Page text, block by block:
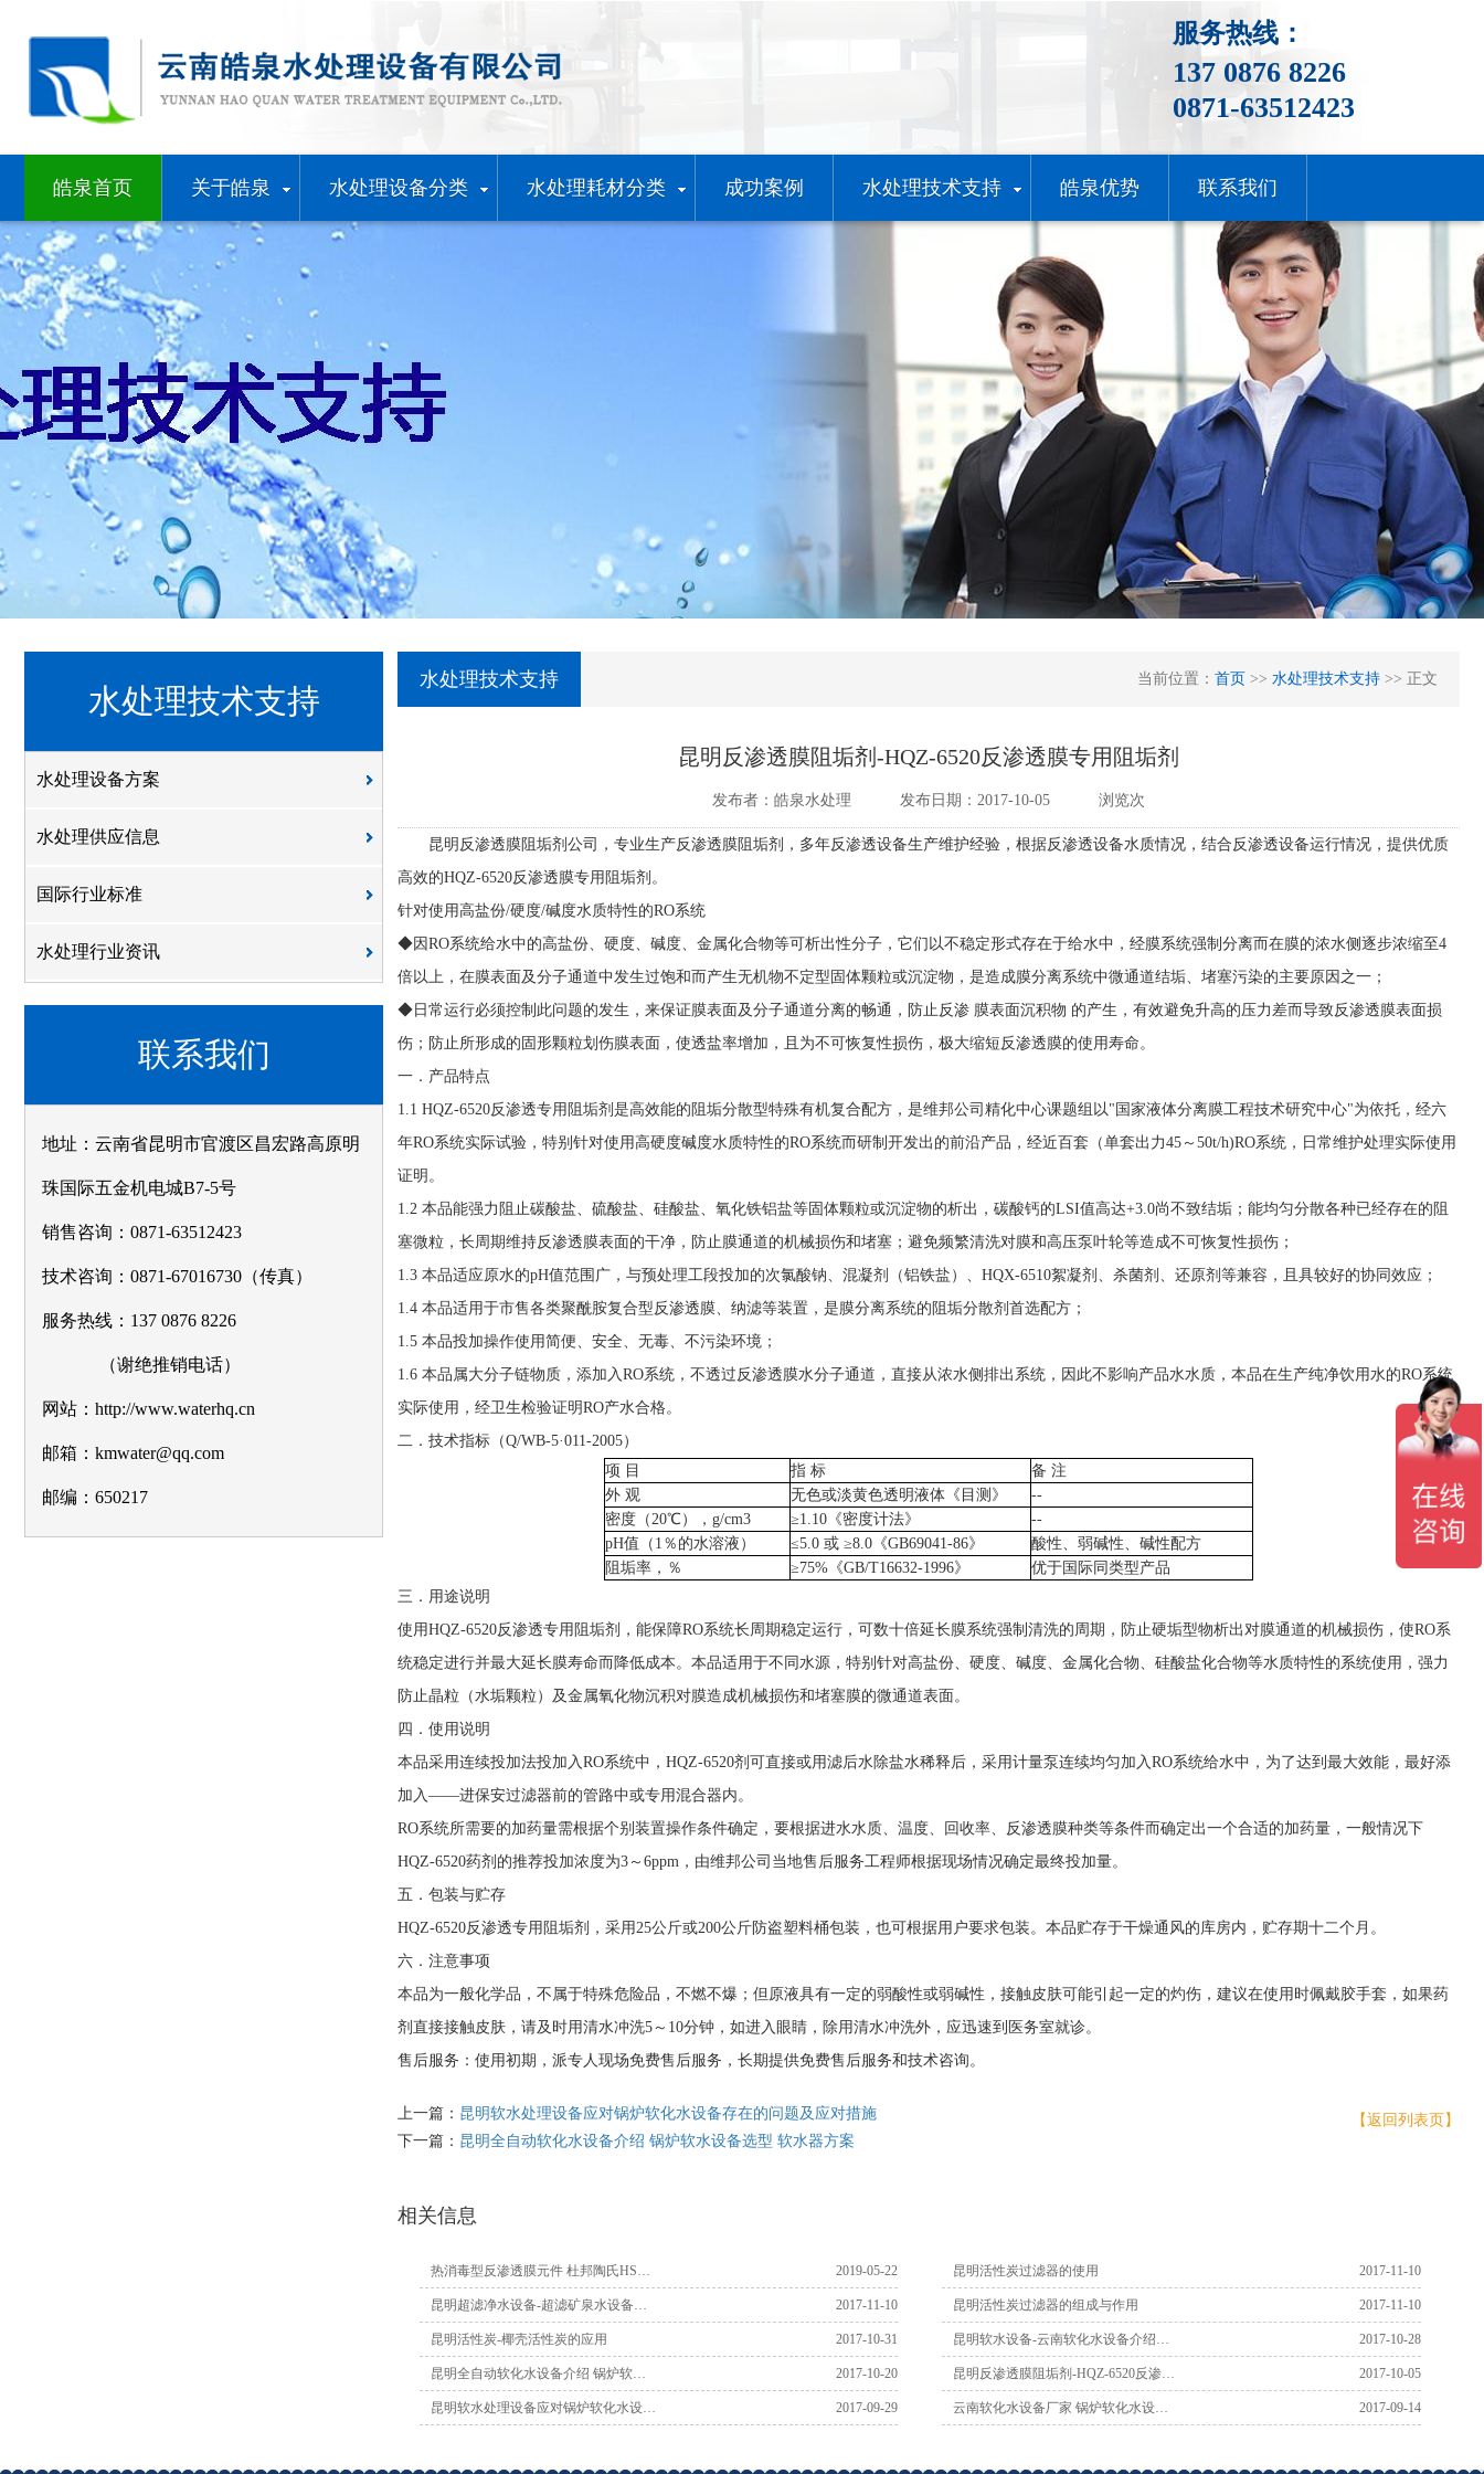
服务热线：
137 0876 8226
0871-63512423
皓泉首页 关于皓泉 水处理设备分类 水处理耗材分类 成功案例 水处理技术支持 皓泉优势 联系我们
水处理技术支持
水处理设备方案
水处理供应信息
国际行业标准
水处理行业资讯
联系我们
地址：云南省昆明市官渡区昌宏路高原明
珠国际五金机电城B7-5号
销售咨询：0871-63512423
技术咨询：0871-67016730（传真）
服务热线：137 0876 8226
（谢绝推销电话）
网站：http://www.waterhq.cn
邮箱：kmwater@qq.com
邮编：650217
水处理技术支持 当前位置： 首页 >> 水处理技术支持 >> 正文
昆明反渗透膜阻垢剂-HQZ-6520反渗透膜专用阻垢剂
发布者：皓泉水处理 发布日期：2017-10-05 浏览次
昆明反渗透膜阻垢剂公司，专业生产反渗透膜阻垢剂，多年反渗透设备生产维护经验，根据反渗透设备水质情况，结合反渗透设备运行情况，提供优质
高效的HQZ-6520反渗透膜专用阻垢剂。
针对使用高盐份/硬度/碱度水质特性的RO系统
◆因RO系统给水中的高盐份、硬度、碱度、金属化合物等可析出性分子，它们以不稳定形式存在于给水中，经膜系统强制分离而在膜的浓水侧逐步浓缩至4
倍以上，在膜表面及分子通道中发生过饱和而产生无机物不定型固体颗粒或沉淀物，是造成膜分离系统中微通道结垢、堵塞污染的主要原因之一；
◆日常运行必须控制此问题的发生，来保证膜表面及分子通道分离的畅通，防止反渗 膜表面沉积物 的产生，有效避免升高的压力差而导致反渗透膜表面损
伤；防止所形成的固形颗粒划伤膜表面，使透盐率增加，且为不可恢复性损伤，极大缩短反渗透膜的使用寿命。
一．产品特点
1.1 HQZ-6520反渗透专用阻垢剂是高效能的阻垢分散型特殊有机复合配方，是维邦公司精化中心课题组以" 国家液体分离膜工程技术研究中心"为依托，经六
年RO系统实际试验，特别针对使用高硬度碱度水质特性的RO系统而研制开发出的前沿产品，经近百套（单套出力45 ～ 50t/h)RO系统，日常维护处理实际使用
证明。
1.2 本品能强力阻止碳酸盐、硫酸盐、硅酸盐、氧化铁铝盐等固体颗粒或沉淀物的析出，碳酸钙的LSI值高达+3.0尚不致结垢；能均匀分散各种已经存在的阻
塞微粒，长周期维持反渗透膜表面的干净，防止膜通道的机械损伤和堵塞；避免频繁清洗对膜和高压泵叶轮等造成不可恢复性损伤；
1.3 本品适应原水的pH值范围广，与预处理工段投加的次氯酸钠、混凝剂（铝铁盐）、 HQX-6510絮凝剂、杀菌剂、还原剂等兼容，且具较好的协同效应；
1.4 本品适用于市售各类聚酰胺复合型反渗透膜、纳滤等装置，是膜分离系统的阻垢分散剂首选配方；
1.5 本品投加操作使用简便、安全、无毒、不污染环境；
1.6 本品属大分子链物质，添加入RO系统，不透过反渗透膜水分子通道，直接从浓水侧排出系统，因此不影响产品水水质，本品在生产纯净饮用水的RO系统
实际使用，经卫生检验证明RO产水合格。
二．技术指标（Q/WB-5·011-2005）
项 目
指 标
备 注
外 观
无色或淡黄色透明液体《目测》
--
密度（20℃）， g/cm3 ≥1.10 《密度计法》
--
pH值（ 1 ％的水溶液） ≤5.0 或 ≥8.0 《GB69041-86》
酸性、弱碱性、碱性配方
阻垢率，％
≥75% 《GB/T16632-1996》
优于国际同类型产品
三．用途说明
使用HQZ-6520反渗透专用阻垢剂，能保障RO系统长周期稳定运行，可数十倍延长膜系统强制清洗的周期，防止硬垢型物析出对膜通道的机械损伤，使RO系
统稳定进行并最大延长膜寿命而降低成本。本品适用于不同水源，特别针对高盐份、硬度、碱度、金属化合物、硅酸盐化合物等水质特性的系统使用，强力
防止晶粒（水垢颗粒）及金属氧化物沉积对膜造成机械损伤和堵塞膜的微通道表面。
四．使用说明
本品采用连续投加法投加入RO系统中， HQZ-6520剂可直接或用滤后水除盐水稀释后，采用计量泵连续均匀加入RO系统给水中，为了达到最大效能，最好添
加入——进保安过滤器前的管路中或专用混合器内。
RO系统所需要的加药量需根据个别装置操作条件确定，要根据进水水质、温度、回收率、 反渗透膜种类等条件而确定出一个合适的加药量，一般情况下
HQZ-6520药剂的推荐投加浓度为3 ～ 6ppm ，由维邦公司当地售后服务工程师根据现场情况确定最终投加量。
五．包装与贮存
HQZ-6520反渗透专用阻垢剂，采用25公斤或200公斤防盗塑料桶包装，也可根据用户要求包装。本品贮存于干燥通风的库房内，贮存期十二个月。
六．注意事项
本品为一般化学品，不属于特殊危险品，不燃不爆；但原液具有一定的弱酸性或弱碱性，接触皮肤可能引起一定的灼伤，建议在使用时佩戴胶手套，如果药
剂直接接触皮肤，请及时用清水冲洗5 ～ 10分钟，如进入眼睛，除用清水冲洗外，应迅速到医务室就诊。
售后服务：使用初期，派专人现场免费售后服务，长期提供免费售后服务和技术咨询。
上一篇： 昆明软水处理设备应对锅炉软化水设备存在的问题及应对措施
下一篇： 昆明全自动软化水设备介绍 锅炉软水设备选型 软水器方案
【返回列表页】
相关信息
2019-05-22
热消毒型反渗透膜元件 杜邦陶氏HS… 2017-11-10
昆明活性炭过滤器的使用
2017-11-10
昆明超滤净水设备-超滤矿泉水设备… 2017-11-10
昆明活性炭过滤器的组成与作用
2017-10-31
昆明活性炭-椰壳活性炭的应用 2017-10-28
昆明软水设备-云南软化水设备介绍…
2017-10-20
昆明全自动软化水设备介绍 锅炉软… 2017-10-05
昆明反渗透膜阻垢剂-HQZ-6520反渗…
2017-09-29
昆明软水处理设备应对锅炉软化水设… 2017-09-14
云南软化水设备厂家 锅炉软化水设…